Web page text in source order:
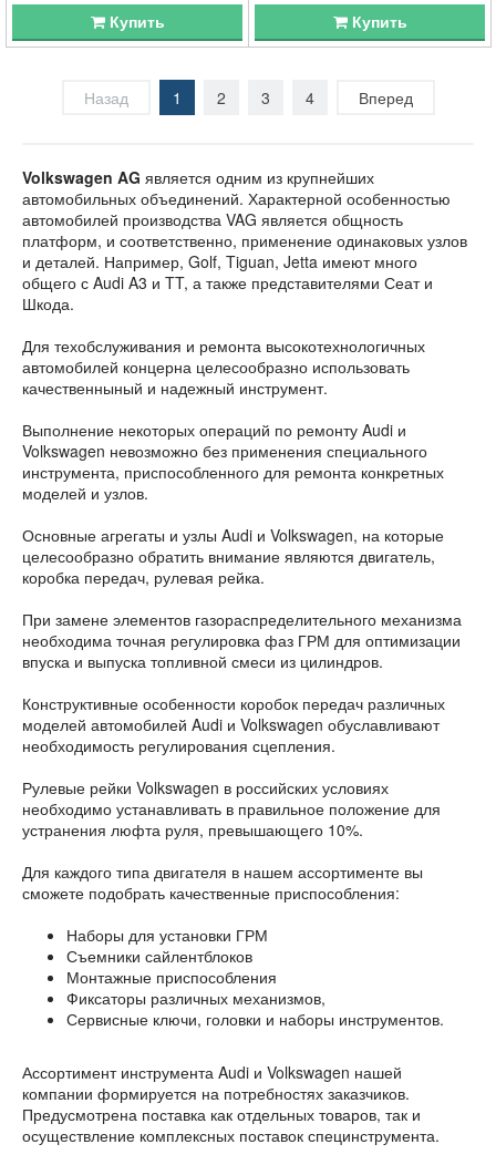
Купить Купить
Назад 1 2 3 4 Вперед
Volkswagen AG является одним из крупнейших
автомобильных объединений. Характерной особенностью
автомобилей производства VAG является общность
платформ, и соответственно, применение одинаковых узлов
и деталей. Например, Golf, Tiguan, Jetta имеют много
общего с Audi A3 и TT, а также представителями Сеат и
Шкода.
Для техобслуживания и ремонта высокотехнологичных
автомобилей концерна целесообразно использовать
качественныный и надежный инструмент.
Выполнение некоторых операций по ремонту Audi и
Volkswagen невозможно без применения специального
инструмента, приспособленного для ремонта конкретных
моделей и узлов.
Основные агрегаты и узлы Audi и Volkswagen, на которые
целесообразно обратить внимание являются двигатель,
коробка передач, рулевая рейка.
При замене элементов газораспределительного механизма
необходима точная регулировка фаз ГРМ для оптимизации
впуска и выпуска топливной смеси из цилиндров.
Конструктивные особенности коробок передач различных
моделей автомобилей Audi и Volkswagen обуславливают
необходимость регулирования сцепления.
Рулевые рейки Volkswagen в российских условиях
необходимо устанавливать в правильное положение для
устранения люфта руля, превышающего 10%.
Для каждого типа двигателя в нашем ассортименте вы
сможете подобрать качественные приспособления:
Наборы для установки ГРМ
Съемники сайлентблоков
Монтажные приспособления
Фиксаторы различных механизмов,
Сервисные ключи, головки и наборы инструментов.
Ассортимент инструмента Audi и Volkswagen нашей
компании формируется на потребностях заказчиков.
Предусмотрена поставка как отдельных товаров, так и
осуществление комплексных поставок специнструмента.